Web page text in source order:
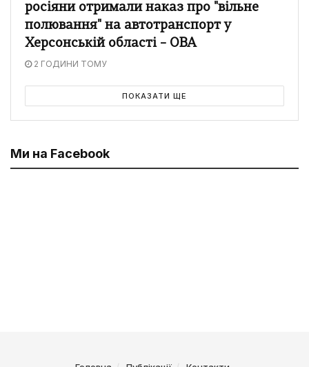
росіяни отримали наказ про "вільне
полювання" на автотранспорт у
Херсонській області – ОВА
2 ГОДИНИ ТОМУ
ПОКАЗАТИ ЩЕ
Ми на Facebook